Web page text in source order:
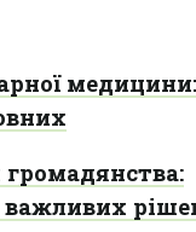
медицини:
важливих